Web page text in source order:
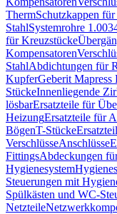
ThermSchutzkappen
StahlSystemrohre
für Kreuzstücke
Kompensatoren
StahlAbdichtungen für
KupferGeberit Mapress
StückeInnenliegende
lösbarErsatzteile für
HeizungErsatzteile für
BögenT-Stücke
VerschlüsseAnschlüsse
FittingsAbdeckungen
Hygienesystem
Steuerungen mit
Spülkästen und WC-
Netzteile